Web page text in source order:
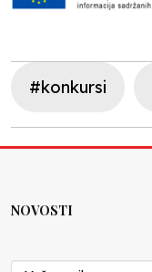
#konkursi
NOVOSTI